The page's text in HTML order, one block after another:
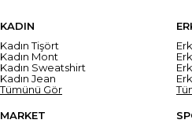
KADIN
Kadın Tişört
Kadın Mont
Kadın Sweatshirt
Kadın Jean
Tümünü Gör
MARKET